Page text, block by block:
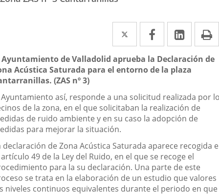
Twitter
Enlace
a
una
aplicación
externa.
Facebook
Enlace
a
una
aplicación
externa.
Enlace
a
una
Ayuntamiento de Valladolid aprueba la Declaración de
Acústica Saturada para el entorno de la plaza
(ZAS nº 3)
Ayuntamiento así, responde a una solicitud realizada por
de la zona, en el que solicitaban la realización de
de ruido ambiente y en su caso la adopción de
para mejorar la situación.
declaración de Zona Acústica Saturada aparece recogida
49 de la Ley del Ruido, en el que se recoge el
para la su declaración. Una parte de este
se trata en la elaboración de un estudio que valores
niveles continuos equivalentes durante el periodo en que